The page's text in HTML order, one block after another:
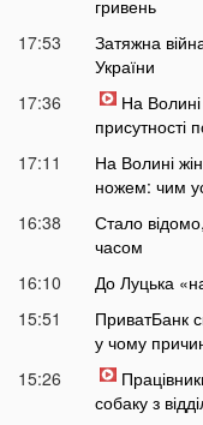
гривень
17:53
Затяжна
України
17:36
На Волині
присутності
17:11
На Волині
ножем: чим
16:38
Стало
часом
16:10
До Луцька
15:51
ПриватБанк
у чому
15:26
собаку з